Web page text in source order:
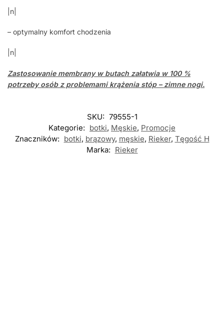
|n|
– optymalny komfort chodzenia
|n|
Zastosowanie membrany w butach załatwia w 100 %
potrzeby osób z problemami krążenia stóp – zimne nogi.
SKU: 79555-1
Kategorie: botki, Męskie, Promocje
Znaczników: botki, brązowy, męskie, Rieker, Tęgość H
Marka: Rieker